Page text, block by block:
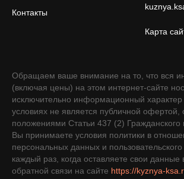
Контакты
Карта
Обращаем ваше внимание на то, что вся
(включая цены) на этом интернет-сайте
исключительно информационный характер
условиях не является публичной
положениями Статьи 437 (2) Гражданского
Вы принимаете условия политики в
персональных данных и
каждый раз, когда оставляете свои
обратной связи на сайте https://kyznya-